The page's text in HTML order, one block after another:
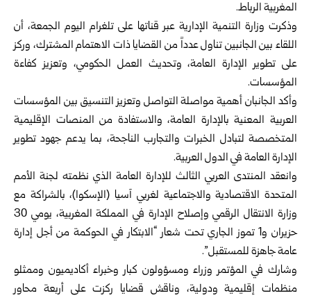
المغربية الرباط.
وذكرت وزارة التنمية الإدارية عبر قناتها على تلغرام اليوم الجمعة، أن
اللقاء بين الجانبين تناول عدداً من القضايا ذات الاهتمام المشترك، وركز
على تطوير الإدارة العامة، وتحديث العمل الحكومي، وتعزيز كفاءة
المؤسسات.
وأكد الجانبان أهمية مواصلة التواصل وتعزيز التنسيق بين المؤسسات
العربية المعنية بالإدارة العامة، والاستفادة من المنصات الإقليمية
المتخصصة لتبادل الخبرات والتجارب الناجحة، بما يدعم جهود تطوير
الإدارة العامة في الدول العربية.
وانعقد المنتدى العربي الثالث للإدارة العامة الذي نظمته لجنة الأمم
المتحدة الاقتصادية والاجتماعية لغربي آسيا (الإسكوا)، بالشراكة مع
وزارة الانتقال الرقمي وإصلاح الإدارة في المملكة المغربية، يومي 30
حزيران و1 تموز الجاري تحت شعار “الابتكار في الحوكمة من أجل إدارة
عامة جاهزة للمستقبل”.
وشارك في المؤتمر وزراء ومسؤولون كبار وخبراء أكاديميون وممثلو
منظمات إقليمية ودولية، وناقش قضايا ركزت على أربعة محاور